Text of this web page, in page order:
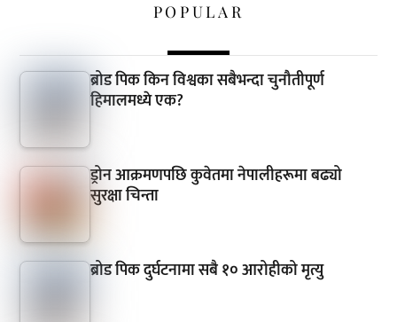
POPULAR
ब्रोड पिक किन विश्वका सबैभन्दा चुनौतीपूर्ण
हिमालमध्ये एक?
ड्रोन आक्रमणपछि कुवेतमा नेपालीहरूमा बढ्यो
सुरक्षा चिन्ता
ब्रोड पिक दुर्घटनामा सबै १० आरोहीको मृत्यु